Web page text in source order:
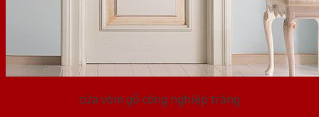
cửa vòm gỗ công nghiệp trắng